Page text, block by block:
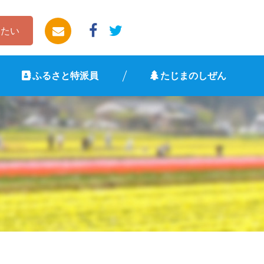
い
ふるさと特派員 たじまのしぜん